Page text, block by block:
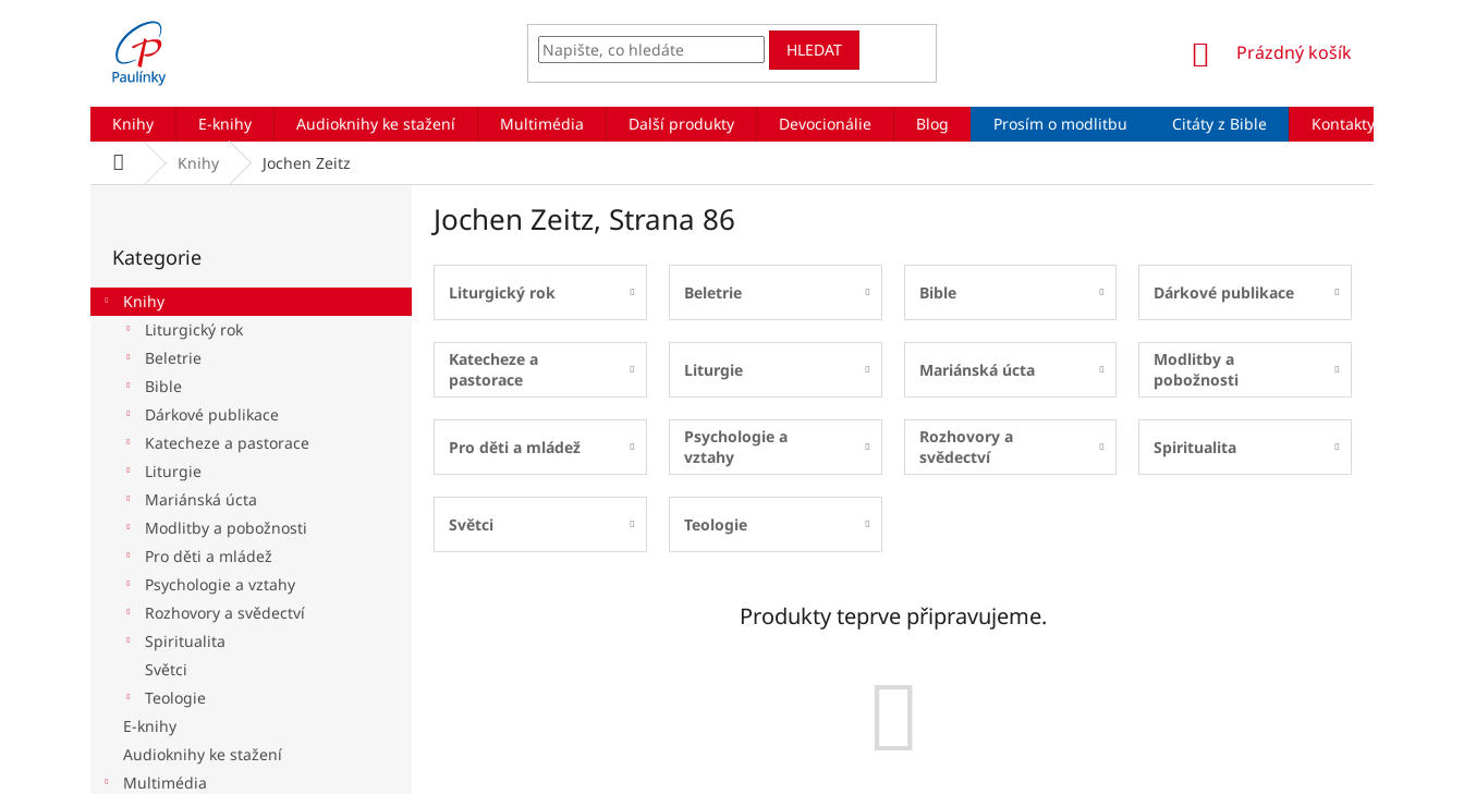
HLEDAT
NÁKUPNÍ
Prázdný košík
Knihy E-knihy Audioknihy ke stažení Multimédia Další produkty Devocionálie Blog Prosím o modlitbu Citáty z Bible Kontakty
Domů Knihy Jochen Zeitz
r
a
kategorie
Kategorie
Knihy
Liturgický rok
Beletrie
Bible
Dárkové publikace
Katecheze a pastorace
Liturgie
Mariánská úcta
Modlitby a pobožnosti
Pro děti a mládež
Psychologie a vztahy
Rozhovory a svědectví
Spiritualita
Světci
Teologie
E-knihy
Audioknihy ke stažení
Multimédia
Jochen Zeitz, Strana 86
Liturgický rok Beletrie Bible Dárkové publikace
Katecheze a
pastorace
Liturgie Mariánská úcta
Modlitby a
pobožnosti
Pro děti a mládež
Psychologie a
vztahy
Rozhovory a
svědectví
Spiritualita
Světci Teologie
Produkty teprve připravujeme.